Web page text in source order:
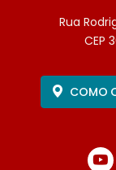
Rua
CEP
COMO